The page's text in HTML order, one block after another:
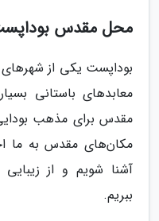
محل مقدس
بوداپست یکی از شهرهای
معابدهای باستانی
مقدس برای مذهب
مکان‌های مقدس به ما
آشنا شویم و از
ببریم.